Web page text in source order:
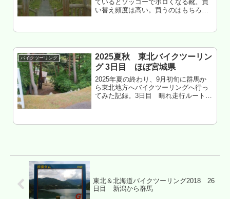
ているとソッコーでボロくなる靴。買
い替え頻度は高い。買うのはもちろん
が小さく、歩行には適していない。特
タイル...
バイクツーリング
2025夏秋 東北バイクツーリン
グ 3日目 ほぼ宮城県
2025年夏の終わり、9月初旬に群馬か
ら東北地方へバイクツーリングへ行っ
てみた記録。3日目 晴れ走行ルート川
東北＆北海道バイクツーリング2018 26
日目 新潟から群馬